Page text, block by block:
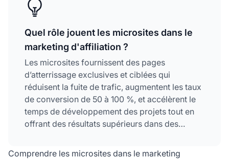
Quel rôle jouent les microsites dans le
marketing d'affiliation ?
Les microsites fournissent des pages
d’atterrissage exclusives et ciblées qui
réduisent la fuite de trafic, augmentent les taux
de conversion de 50 à 100 %, et accélèrent le
temps de développement des projets tout en
offrant des résultats supérieurs dans des
Comprendre les microsites dans le marketing